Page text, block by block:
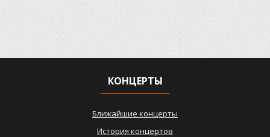
КОНЦЕРТЫ
Ближайшие концерты
История концертов